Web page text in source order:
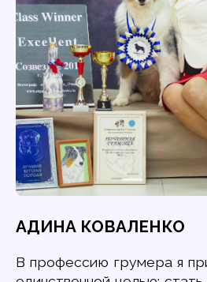
АДИНА КОВАЛЕНКО
В профессию грумера я